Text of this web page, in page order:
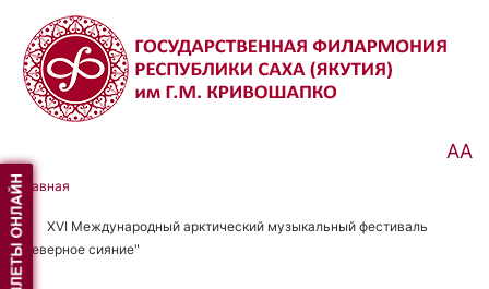
Перейти
основному
содержанию
АА
Строка
навигации
Главная
XVI Международный арктический музыкальный фестиваль
"Северное сияние"